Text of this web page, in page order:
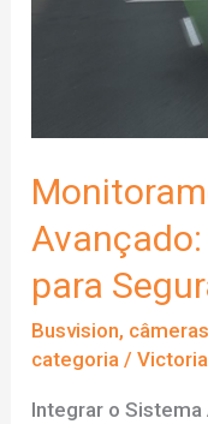
para
Busvision,
categoria /
Integrar o